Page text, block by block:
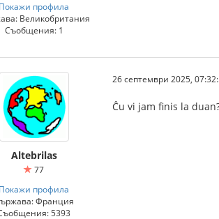
Покажи профила
Великобритания
Съобщения: 1
Altebrilas
77
Покажи профила
Франция
5393
26 септември 2025,
Ĉu vi jam finis la